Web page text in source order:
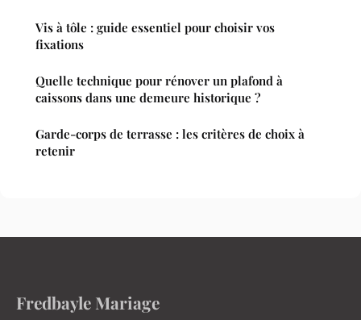
Vis à tôle : guide essentiel pour choisir vos
fixations
Quelle technique pour rénover un plafond à
caissons dans une demeure historique ?
Garde-corps de terrasse : les critères de choix à
retenir
Fredbayle Mariage